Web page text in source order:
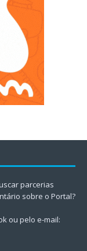
parcerias
sobre o Portal?
ou pelo e-mail: